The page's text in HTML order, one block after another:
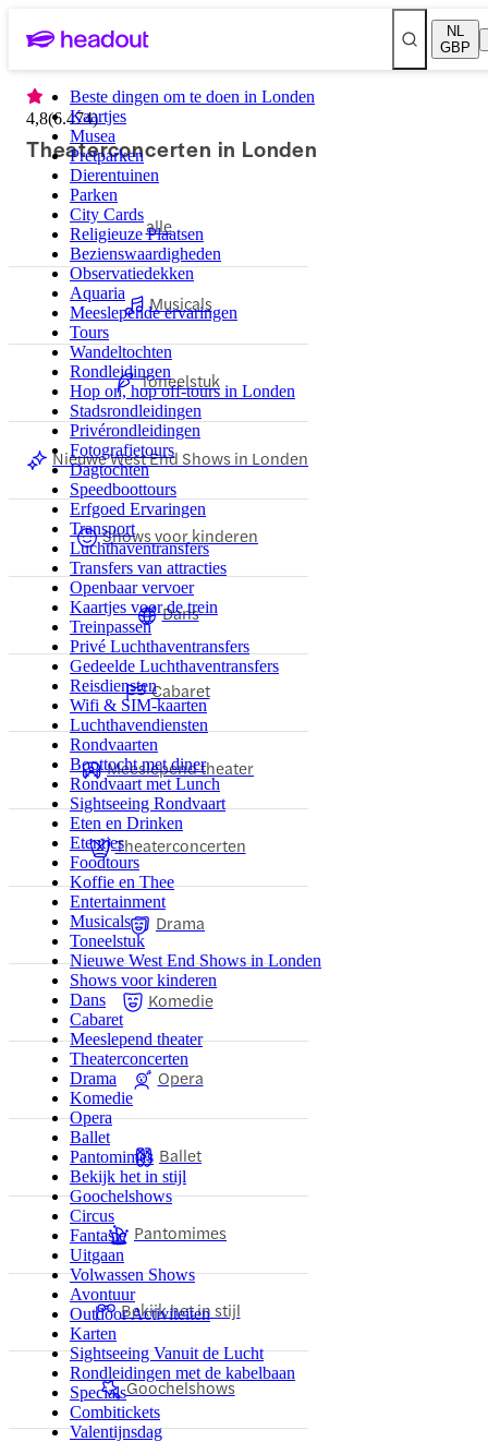
NL
GBP
Beste dingen om te doen in Londen
Kaartjes
Musea
Pretparken
Dierentuinen
Parken
City Cards
Religieuze Plaatsen
Bezienswaardigheden
Observatiedekken
Aquaria
Meeslepende ervaringen
Tours
Wandeltochten
Rondleidingen
Hop on, hop off-tours in Londen
Stadsrondleidingen
Privérondleidingen
Fotografietours
Dagtochten
Speedboottours
Erfgoed Ervaringen
Transport
Luchthaventransfers
Transfers van attracties
Openbaar vervoer
Kaartjes voor de trein
Treinpassen
Privé Luchthaventransfers
Gedeelde Luchthaventransfers
Reisdiensten
Wifi & SIM-kaarten
Luchthavendiensten
Rondvaarten
Boottocht met diner
Rondvaart met Lunch
Sightseeing Rondvaart
Eten en Drinken
Etentjes
Foodtours
Koffie en Thee
Entertainment
Musicals
Toneelstuk
Nieuwe West End Shows in Londen
Shows voor kinderen
Dans
Cabaret
Meeslepend theater
Theaterconcerten
Drama
Komedie
Opera
Ballet
Pantomimes
Bekijk het in stijl
Goochelshows
Circus
Fantasie
Uitgaan
Volwassen Shows
Avontuur
Outdoor Activiteiten
Karten
Sightseeing Vanuit de Lucht
Rondleidingen met de kabelbaan
Specials
Combitickets
Valentijnsdag
4,8(6.474)
Theaterconcerten in Londen
alle
Musicals
Toneelstuk
Nieuwe West End Shows in Londen
Shows voor kinderen
Dans
Cabaret
Meeslepend theater
Theaterconcerten
Drama
Komedie
Opera
Ballet
Pantomimes
Bekijk het in stijl
Goochelshows